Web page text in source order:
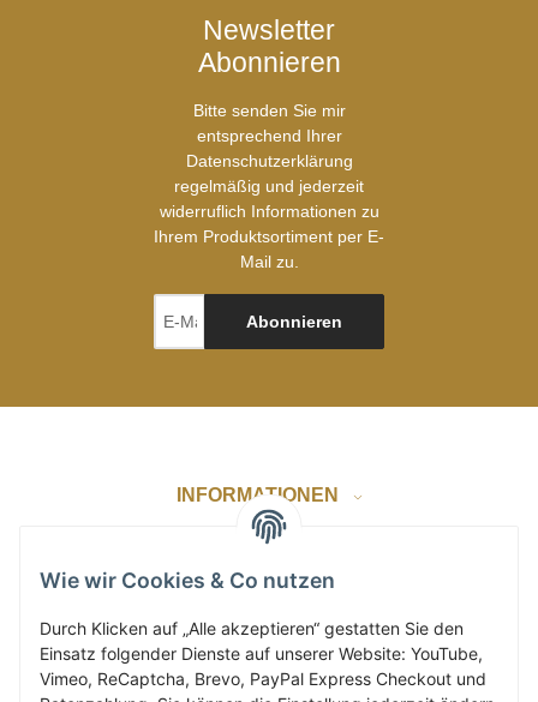
Newsletter
Abonnieren
Bitte senden Sie mir
entsprechend Ihrer
Datenschutzerklärung
regelmäßig und jederzeit
widerruflich Informationen zu
Ihrem Produktsortiment per E-
Mail zu.
Abonnieren
INFORMATIONEN
GESETZLICHE INFORMATIONEN
ZAHLUNG & VERSAND
Wie wir Cookies & Co nutzen
Durch Klicken auf „Alle akzeptieren“ gestatten Sie den
Einsatz folgender Dienste auf unserer Website: YouTube,
Vimeo, ReCaptcha, Brevo, PayPal Express Checkout und